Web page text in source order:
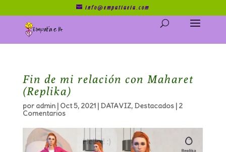
info@empatiaeia.com
Fin de mi relación con Maharet
(Replika)
por admin| Oct 5, 2021| DATAVIZ, Destacados| 2
Comentarios